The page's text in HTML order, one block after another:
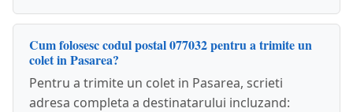
Cum folosesc codul postal 077032 pentru a trimite un
colet in Pasarea?
Pentru a trimite un colet in Pasarea, scrieti
adresa completa a destinatarului incluzand: